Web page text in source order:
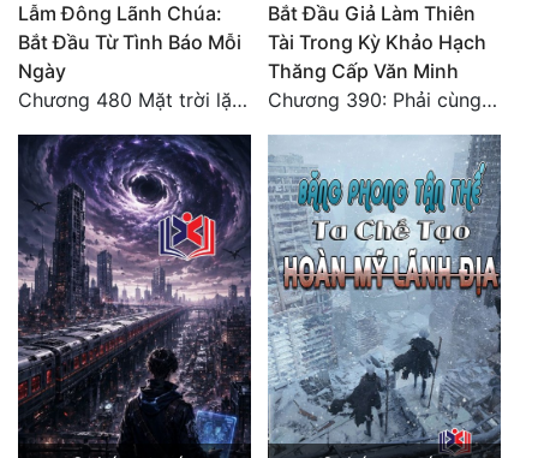
Đam Mỹ
Đẹp
Tính Cách Nhân Vật :
Cơ Trí
Sát Phạt Quyết Đoán
Vô Sỉ
Điềm Đạm
Lẫm Đông Lãnh Chúa:
Bắt Đầu Từ Tình Báo Mỗi
Ngày
Chương 480 Mặt trời lặn núi (Đại kết cục)
Bắt Đầu Giả Làm Thiên
Tài Trong Kỳ Khảo Hạch
Thăng Cấp Văn Minh
Chương 390: Phải cùng nhau gánh